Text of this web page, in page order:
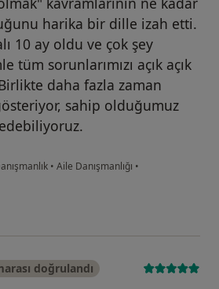
harika bir dille izah etti.
10 ay oldu ve çok şey
tüm sorunlarımızı açık açık
daha fazla zaman
sahip olduğumuz
• Aile Danışmanlığı •
doğrulandı